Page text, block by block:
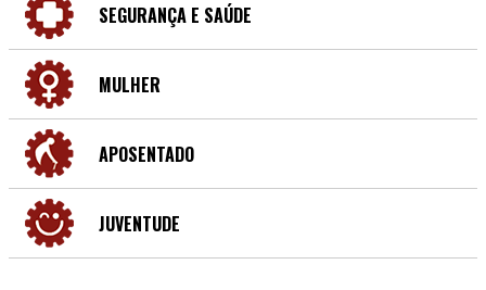
SEGURANÇA E SAÚDE
MULHER
APOSENTADO
JUVENTUDE